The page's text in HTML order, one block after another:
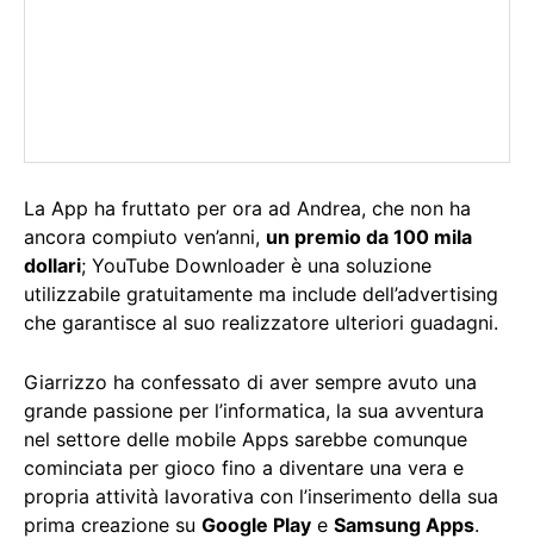
La App ha fruttato per ora ad Andrea, che non ha
ancora compiuto ven’anni, un premio da 100 mila
dollari; YouTube Downloader è una soluzione
utilizzabile gratuitamente ma include dell’advertising
che garantisce al suo realizzatore ulteriori guadagni.
Giarrizzo ha confessato di aver sempre avuto una
grande passione per l’informatica, la sua avventura
nel settore delle mobile Apps sarebbe comunque
cominciata per gioco fino a diventare una vera e
propria attività lavorativa con l’inserimento della sua
prima creazione su Google Play e Samsung Apps.